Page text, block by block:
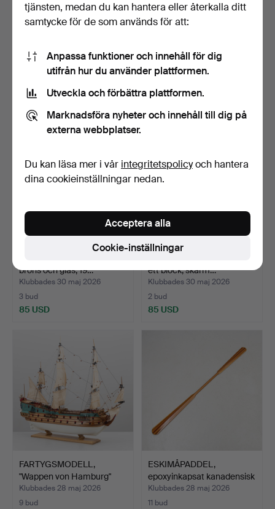
TOPPLANTERNA, koppar
och mässing, Talleres…
Klubbades 30 maj 2026
3 bud
FARTYGSVENTILER, 3 st,
Klubbades 30 maj 2026
2 bud
brons och glas, 19…
Klubbades 30 maj 2026
3 bud
85 USD
ett block, skärm…
Klubbades 30 maj 2026
2 bud
85 USD
FARTYGSMODELL,
"Wappen von Hamburg"
(1669)…
Klubbades 28 maj 2026
9 bud
ESKIMÅPADDEL,
epoxyinkapsat kanadensisk
ce…
Klubbades 28 maj 2026
11 bud
tjänsten, medan du kan hantera eller återkalla ditt
samtycke för de som används för att:
Anpassa funktioner och innehåll för dig
utifrån hur du använder plattformen.
Utveckla och förbättra plattformen.
Marknadsföra nyheter och innehåll till dig på
externa webbplatser.
Du kan läsa mer i vår integritetspolicyoch hantera
dina cookieinställningar nedan.
Cookie-inställningar
Acceptera alla